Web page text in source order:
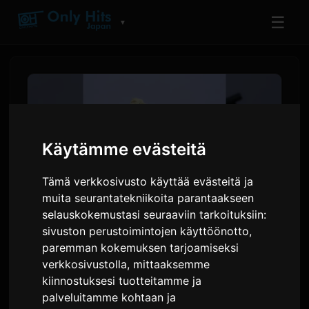
Käytämme evästeitä
Tämä verkkosivusto käyttää evästeitä ja
muita seurantatekniikoita parantaakseen
selauskokemustasi seuraaviin tarkoituksiin:
sivuston perustoimintojen käyttöönotto,
paremman kokemuksen tarjoamiseksi
verkkosivustolla, mittaaksemme
kiinnostuksesi tuotteitamme ja
palveluitamme kohtaan ja
▼ ☰
Toua julkaisee singlen '10'
ensimmäisen digitaalisen
albuminsa edellä